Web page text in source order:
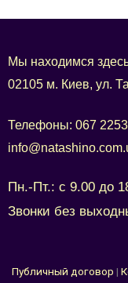
Мы находимся
02105 м. Киев, ул.
Телефоны: 067
Пн.-Пт.: с 9.00 до
Звонки без
Публичный договор |